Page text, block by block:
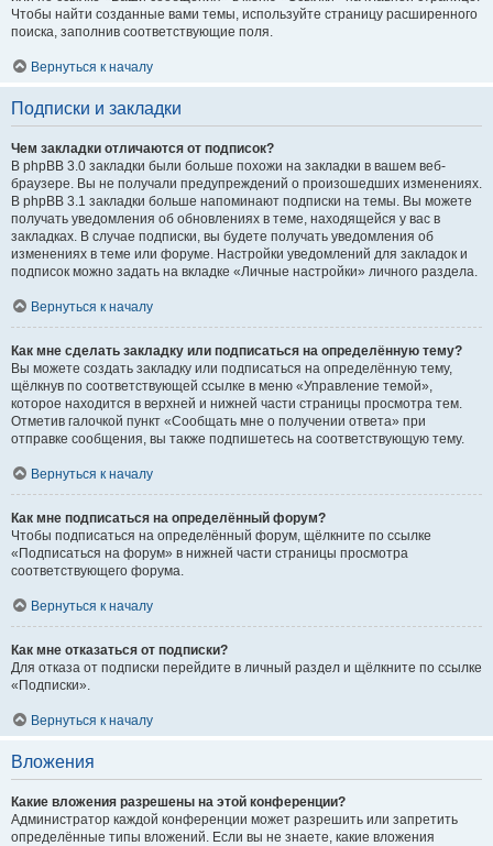
Чтобы найти созданные вами темы, используйте страницу расширенного
поиска, заполнив соответствующие поля.
Вернуться к началу
Подписки и закладки
Чем закладки отличаются от подписок?
В phpBB 3.0 закладки были больше похожи на закладки в вашем веб-
браузере. Вы не получали предупреждений о произошедших изменениях.
В phpBB 3.1 закладки больше напоминают подписки на темы. Вы можете
получать уведомления об обновлениях в теме, находящейся у вас в
закладках. В случае подписки, вы будете получать уведомления об
изменениях в теме или форуме. Настройки уведомлений для закладок и
подписок можно задать на вкладке «Личные настройки» личного раздела.
Вернуться к началу
Как мне сделать закладку или подписаться на определённую тему?
Вы можете создать закладку или подписаться на определённую тему,
щёлкнув по соответствующей ссылке в меню «Управление темой»,
которое находится в верхней и нижней части страницы просмотра тем.
Отметив галочкой пункт «Сообщать мне о получении ответа» при
отправке сообщения, вы также подпишетесь на соответствующую тему.
Вернуться к началу
Как мне подписаться на определённый форум?
Чтобы подписаться на определённый форум, щёлкните по ссылке
«Подписаться на форум» в нижней части страницы просмотра
соответствующего форума.
Вернуться к началу
Как мне отказаться от подписки?
Для отказа от подписки перейдите в личный раздел и щёлкните по ссылке
«Подписки».
Вернуться к началу
Вложения
Какие вложения разрешены на этой конференции?
Администратор каждой конференции может разрешить или запретить
определённые типы вложений. Если вы не знаете, какие вложения